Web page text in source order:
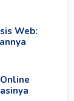
Web: